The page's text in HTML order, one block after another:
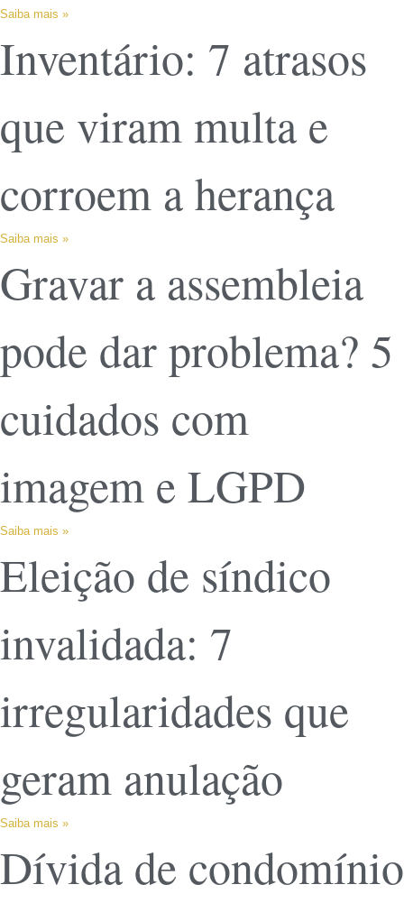
Saiba mais »
Inventário: 7 atrasos
que viram multa e
corroem a herança
Saiba mais »
Gravar a assembleia
pode dar problema? 5
cuidados com
imagem e LGPD
Saiba mais »
Eleição de síndico
invalidada: 7
irregularidades que
geram anulação
Saiba mais »
Dívida de condomínio